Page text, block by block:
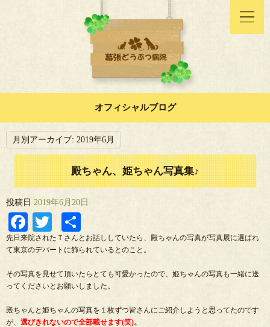
オフィシャルブログ
月別アーカイブ: 2019年6月
殿ちゃん、姫ちゃん写真集♪
投稿日 2019年6月20日
Facebook
Twitter
有
先日来院されたＴさんとお話ししていたら、殿ちゃんの写真が写真展に選ばれ
て東京のデパートに飾られているとのこと。
その写真を見せて頂いたらとても可愛かったので、姫ちゃんの写真も一緒に送
ってくださいとお願いしました。
殿ちゃんと姫ちゃんの写真を１枚ずつ皆さんにご紹介しようと思ってたのです
が、 選びきれないので全部載せます(笑)。